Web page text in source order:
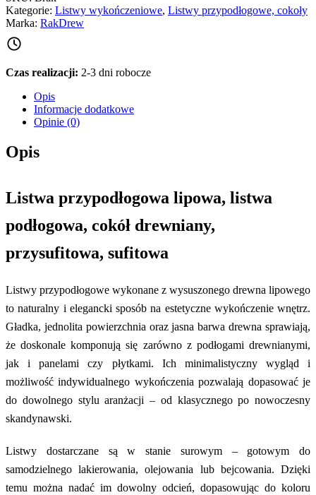
Kategorie: Listwy wykończeniowe, Listwy przypodłogowe, cokoły
Marka: RakDrew
Czas realizacji: 2-3 dni robocze
Opis
Informacje dodatkowe
Opinie (0)
Opis
Listwa przypodłogowa lipowa, listwa
podłogowa, cokół drewniany,
przysufitowa, sufitowa
Listwy przypodłogowe wykonane z wysuszonego drewna lipowego
to naturalny i elegancki sposób na estetyczne wykończenie wnętrz.
Gładka, jednolita powierzchnia oraz jasna barwa drewna sprawiają,
że doskonale komponują się zarówno z podłogami drewnianymi,
jak i panelami czy płytkami. Ich minimalistyczny wygląd i
możliwość indywidualnego wykończenia pozwalają dopasować je
do dowolnego stylu aranżacji – od klasycznego po nowoczesny
skandynawski.
Listwy dostarczane są w stanie surowym – gotowym do
samodzielnego lakierowania, olejowania lub bejcowania. Dzięki
temu można nadać im dowolny odcień, dopasowując do koloru